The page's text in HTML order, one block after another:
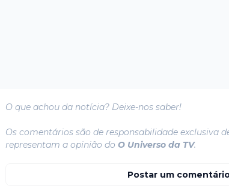
O que achou da notícia? Deixe-nos saber!
Os comentários são de responsabilidade exclusiva
representam a opinião do O Universo da TV.
Postar um